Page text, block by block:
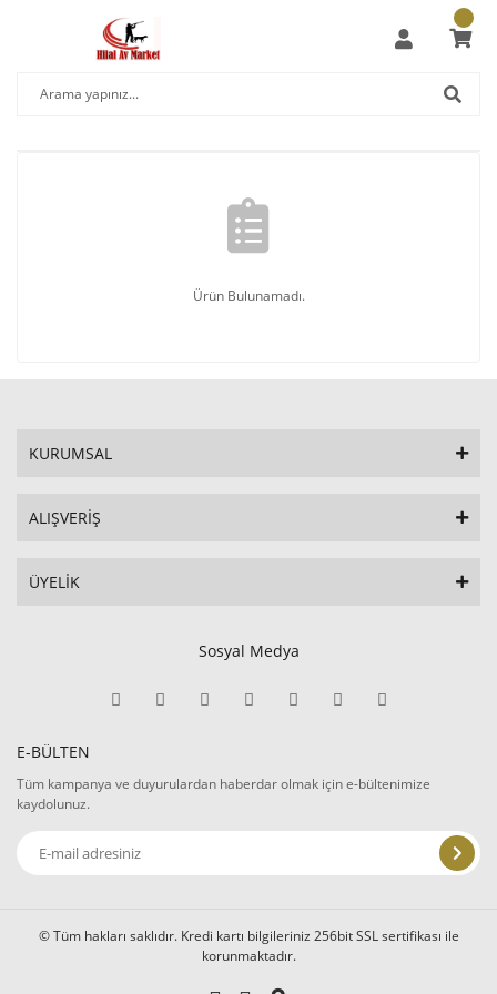
Ürün Bulunamadı.
KURUMSAL
ALIŞVERİŞ
ÜYELİK
Sosyal Medya
E-BÜLTEN
Tüm kampanya ve duyurulardan haberdar olmak için e-bültenimize
kaydolunuz.
© Tüm hakları saklıdır. Kredi kartı bilgileriniz 256bit SSL sertifikası ile
korunmaktadır.